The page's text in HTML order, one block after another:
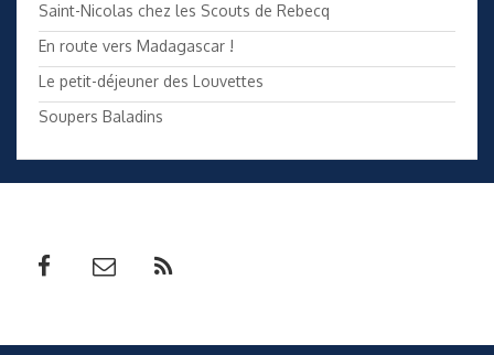
Saint-Nicolas chez les Scouts de Rebecq
En route vers Madagascar !
Le petit-déjeuner des Louvettes
Soupers Baladins